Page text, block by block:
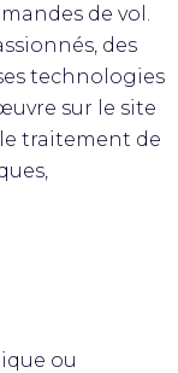
de vol.
des
technologies
sur le site
traitement de
ou